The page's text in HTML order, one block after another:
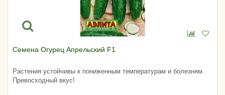
Семена Огурец Апрельский F1
Растения устойчивы к пониженным температурам и болезням.
Превосходный вкус!